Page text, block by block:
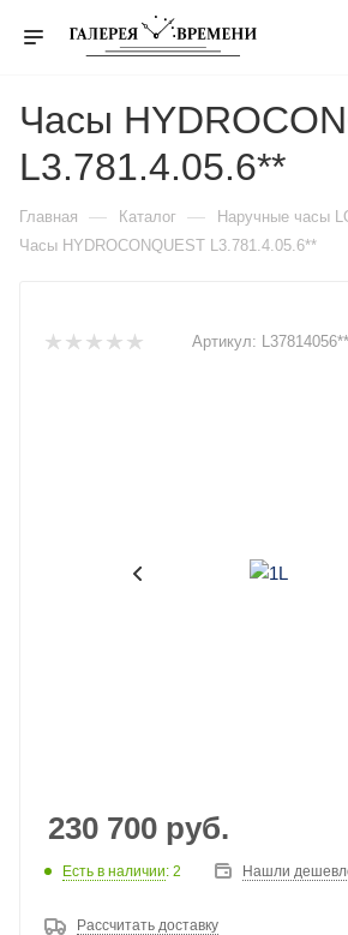
Часы
L3.781.4.05.6**
Главная — Каталог — Наручные часы
Часы HYDROCONQUEST L3.781.4.05.6**
Артикул: L37814056**
230 700 руб.
Есть в наличии: 2 Нашли
Рассчитать доставку